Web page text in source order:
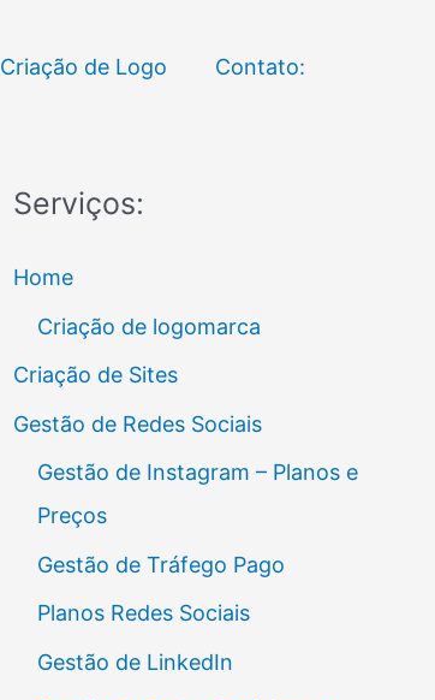
Criação de Logo Contato:
Serviços:
Home
Criação de logomarca
Criação de Sites
Gestão de Redes Sociais
Gestão de Instagram – Planos e
Preços
Gestão de Tráfego Pago
Planos Redes Sociais
Gestão de LinkedIn